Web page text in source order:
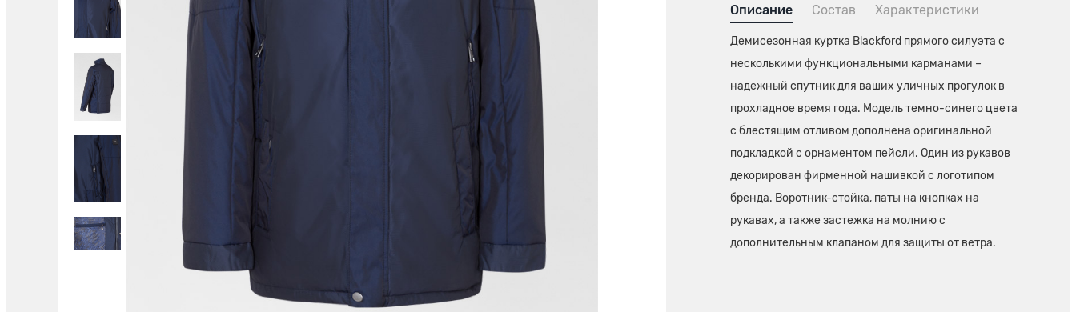
Описание Состав Характеристики
Демисезонная куртка Blackford прямого силуэта с
несколькими функциональными карманами –
надежный спутник для ваших уличных прогулок в
прохладное время года. Модель темно-синего цвета
с блестящим отливом дополнена оригинальной
подкладкой с орнаментом пейсли. Один из рукавов
декорирован фирменной нашивкой с логотипом
бренда. Воротник-стойка, паты на кнопках на
рукавах, а также застежка на молнию с
дополнительным клапаном для защиты от ветра.